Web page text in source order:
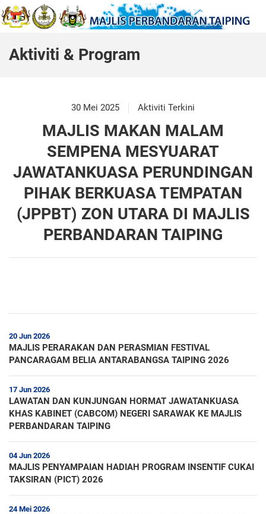
Aktiviti & Program
30 Mei 2025 Aktiviti Terkini
MAJLIS MAKAN MALAM
SEMPENA MESYUARAT
JAWATANKUASA PERUNDINGAN
PIHAK BERKUASA TEMPATAN
(JPPBT) ZON UTARA DI MAJLIS
PERBANDARAN TAIPING
20 Jun 2026
MAJLIS PERARAKAN DAN PERASMIAN FESTIVAL
PANCARAGAM BELIA ANTARABANGSA TAIPING 2026
17 Jun 2026
LAWATAN DAN KUNJUNGAN HORMAT JAWATANKUASA
KHAS KABINET (CABCOM) NEGERI SARAWAK KE MAJLIS
PERBANDARAN TAIPING
04 Jun 2026
MAJLIS PENYAMPAIAN HADIAH PROGRAM INSENTIF CUKAI
TAKSIRAN (PICT) 2026
24 Mei 2026